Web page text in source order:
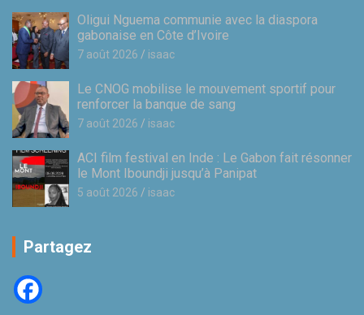
Oligui Nguema communie avec la diaspora
gabonaise en Côte d’Ivoire
7 août 2026 isaac
Le CNOG mobilise le mouvement sportif pour
renforcer la banque de sang
7 août 2026 isaac
ACI film festival en Inde : Le Gabon fait résonner
le Mont Iboundji jusqu’à Panipat
5 août 2026 isaac
Partagez